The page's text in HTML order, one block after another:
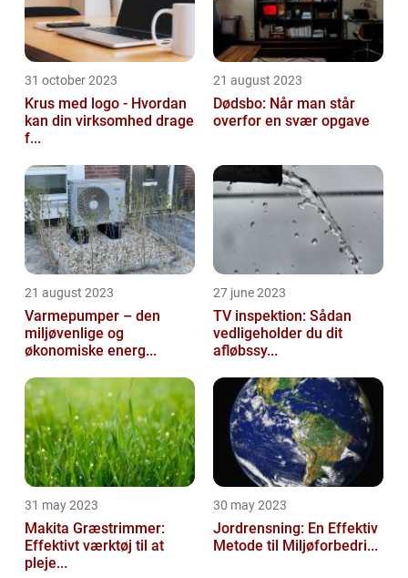
31 october 2023
Krus med logo - Hvordan
kan din virksomhed drage
f...
21 august 2023
Dødsbo: Når man står
overfor en svær opgave
21 august 2023
Varmepumper – den
miljøvenlige og
økonomiske energ...
27 june 2023
TV inspektion: Sådan
vedligeholder du dit
afløbssy...
31 may 2023
Makita Græstrimmer:
Effektivt værktøj til at
pleje...
30 may 2023
Jordrensning: En Effektiv
Metode til Miljøforbedri...